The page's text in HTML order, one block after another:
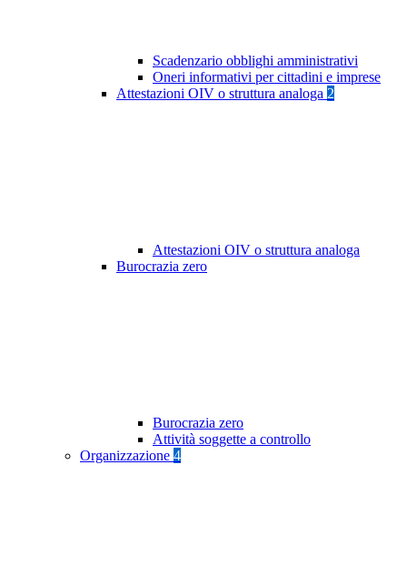
Scadenzario obblighi amministrativi
Oneri informativi per cittadini e imprese
Attestazioni OIV o struttura analoga 2
Attestazioni OIV o struttura analoga
Burocrazia zero
Burocrazia zero
Attività soggette a controllo
Organizzazione 4